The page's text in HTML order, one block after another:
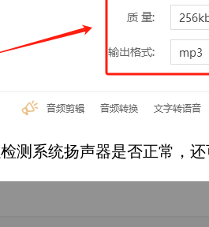
检测系统扬声器是否正常，